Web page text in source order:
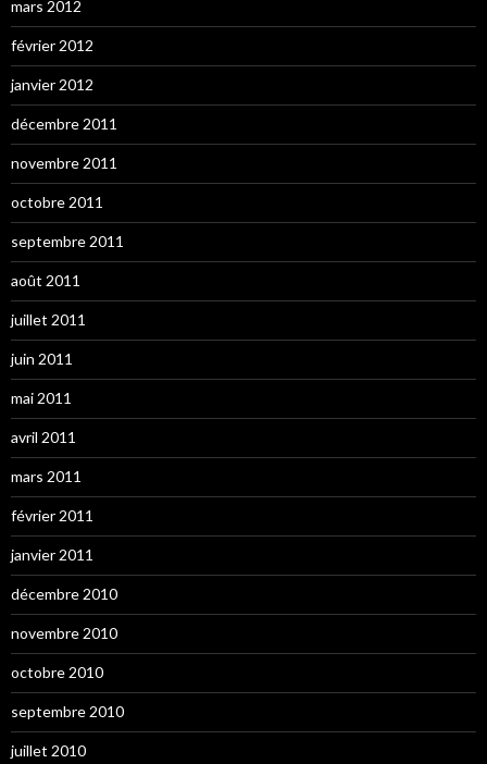
mars 2012
février 2012
janvier 2012
décembre 2011
novembre 2011
octobre 2011
septembre 2011
août 2011
juillet 2011
juin 2011
mai 2011
avril 2011
mars 2011
février 2011
janvier 2011
décembre 2010
novembre 2010
octobre 2010
septembre 2010
juillet 2010